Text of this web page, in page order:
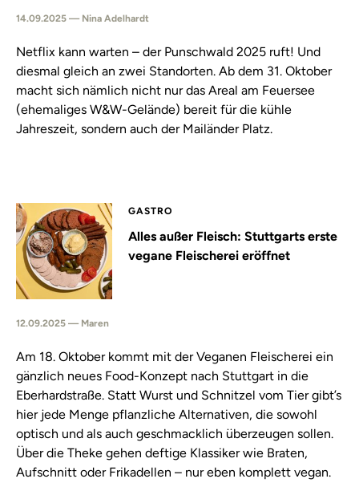
14.09.2025 — Nina Adelhardt
Netflix kann warten – der Punschwald 2025 ruft! Und
diesmal gleich an zwei Standorten. Ab dem 31. Oktober
macht sich nämlich nicht nur das Areal am Feuersee
(ehemaliges W&W-Gelände) bereit für die kühle
Jahreszeit, sondern auch der Mailänder Platz.
GASTRO
Alles außer Fleisch: Stuttgarts erste
vegane Fleischerei eröffnet
12.09.2025 — Maren
Am 18. Oktober kommt mit der Veganen Fleischerei ein
gänzlich neues Food-Konzept nach Stuttgart in die
Eberhardstraße. Statt Wurst und Schnitzel vom Tier gibt’s
hier jede Menge pflanzliche Alternativen, die sowohl
optisch und als auch geschmacklich überzeugen sollen.
Über die Theke gehen deftige Klassiker wie Braten,
Aufschnitt oder Frikadellen – nur eben komplett vegan.